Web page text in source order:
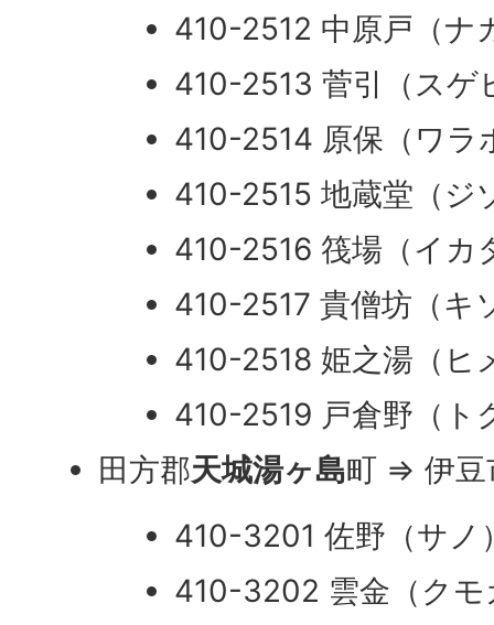
410-2512 中原戸（ナ
410-2513 菅引（スゲ
410-2514 原保（ワラ
410-2515 地蔵堂（ジ
410-2516 筏場（イカ
410-2517 貴僧坊（キ
410-2518 姫之湯（ヒ
410-2519 戸倉野（ト
田方郡天城湯ヶ島町 ⇒ 伊豆
410-3201 佐野（サノ
410-3202 雲金（クモ